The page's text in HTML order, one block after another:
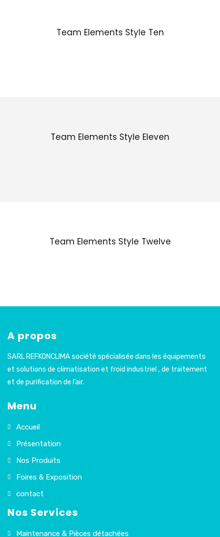
Team Elements Style Ten
Team Elements Style Eleven
Team Elements Style Twelve
A propos
SARL REFKONCLIMA société spécialisée dans les équipements
et solutions de climatisation et froid industriel , de traitement
et de purification de l’air.
Menu
Accueil
Présentation
Nos Produits
Foires & Exposition
contact
Nos Services
Maintenance & Pièces détachées